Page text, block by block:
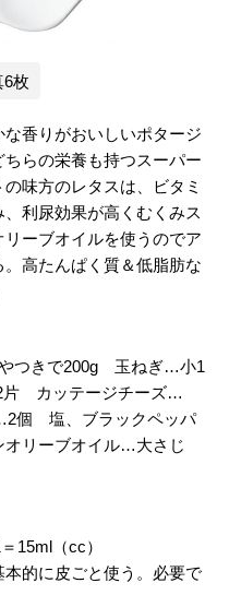
6枚
香りがおいしいポタージ
らの栄養も持つスーパー
味方のレタスは、ビタミ
利尿効果が高くむくみス
ーブオイルを使うのでア
高たんぱく質＆低脂肪な
つきで200g 玉ねぎ…小1
カッテージチーズ…
個 塩、ブラックペッパ
リーブオイル…大さじ
15ml（cc）
本的に皮ごと使う。必要で